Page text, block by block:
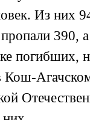
Из них
390,
погибших,